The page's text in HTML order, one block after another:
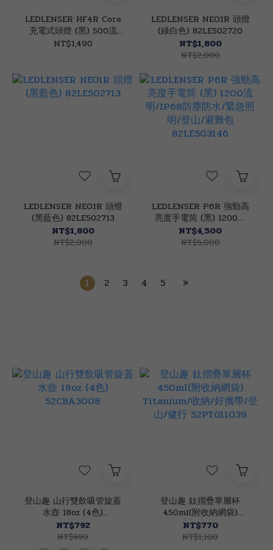
LEDLENSER HF4R Core
充電式頭燈 (黑) 500流
明/IP68防塵防水/緊急照
NT$1,490
LEDLENSER NEO1R 頭燈
(綠白色) 82LE502720
NT$1,800
NT$2,000
LEDLENSER NEO1R 頭燈
(黑藍色) 82LE502713
NT$1,800
NT$2,000
LEDLENSER P6R 強勁高
亮度手電筒 (黑) 1200流
明/IP68防塵防水/緊急照
明/登山/避難包
NT$4,500
NT$5,000
1 2 3 4 5 »
登山趣 山行雙飲吸管旋蓋
水壺 18oz (4色)
52CBA3008
NT$792
NT$990
登山趣 鈦摺疊單層杯
450ml(附收納網袋)
Titanium/收納/好攜帶/登
山/健行 52PTG11039
NT$770
NT$1,100